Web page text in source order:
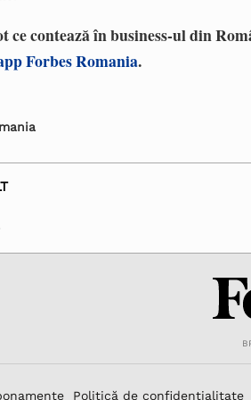
ce contează în business-ul din
Forbes Romania.
Politică de confidențialitate